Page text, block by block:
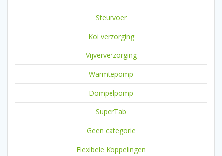
Steurvoer
Koi verzorging
Vijververzorging
Warmtepomp
Dompelpomp
SuperTab
Geen categorie
Flexibele Koppelingen